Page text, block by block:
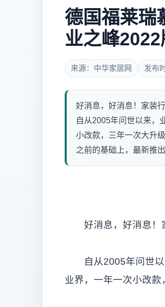
德国福莱瑞
业之峰
来源：中华家居网 发布
好消息，好消息！家装
自从2005年问世以来，
小改款，三年一次大升
之前的基础上，最新推
好消息，好消息！
自从2005年问世以
业界，一年一次小改款